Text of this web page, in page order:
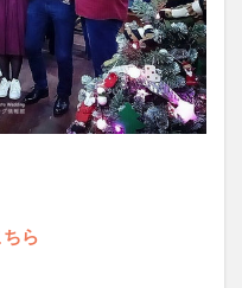
ら